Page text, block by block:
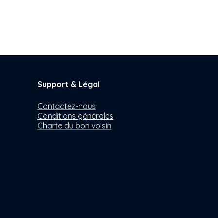
Support & Légal
Contactez-nous
Conditions générales
Charte du bon voisin